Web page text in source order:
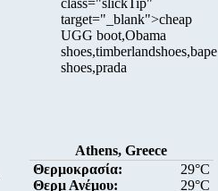
class="slickTip"
target="_blank">cheap
UGG boot,Obama
shoes,timberlandshoes,bape
shoes,prada
Athens, Greece
Θερμοκρασία:
29°C
Θερμ Ανέμου:
29°C